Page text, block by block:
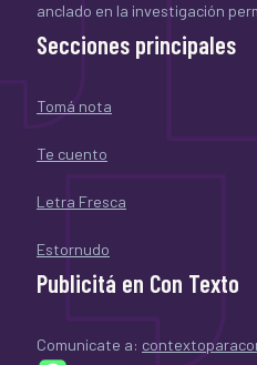
anclado en la investigación
Secciones principales
Tomá nota
Te cuento
Letra Fresca
Estornudo
Publicitá en Con Texto
Comunicate a: